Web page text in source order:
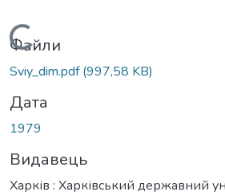
Вантажиться...
Файли
Sviy_dim.pdf(997,58 KB)
Дата
1979
Видавець
Харків : Харківський державний